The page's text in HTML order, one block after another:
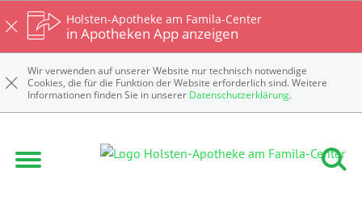
Holsten-Apotheke am Famila-Center
in Apotheken App anzeigen
Wir verwenden auf unserer Website nur technisch notwendige
Cookies, die für die Funktion der Website erforderlich sind. Weitere
Informationen finden Sie in unserer Datenschutzerklärung.